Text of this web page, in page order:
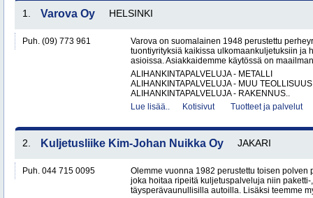
1. Varova Oy HELSINKI
Puh. (09) 773 961
Varova on suomalainen 1948 perustettu
tuontiyrityksiä kaikissa ulkomaankuljetuksiin ja
asioissa. Asiakkaidemme käytössä on
ALIHANKINTAPALVELUJA - METALLI
ALIHANKINTAPALVELUJA - MUU TEOLLISUUS
ALIHANKINTAPALVELUJA - RAKENNUS..
Lue lisää..
Kotisivut Tuotteet ja palvelut
2. Kuljetusliike Kim-Johan Nuikka Oy JAKARI
Puh. 044 715 0095
Olemme vuonna 1982 perustettu toisen polven
joka hoitaa ripeitä kuljetuspalveluja niin
täysperävaunullisilla autoilla. Lisäksi teemme